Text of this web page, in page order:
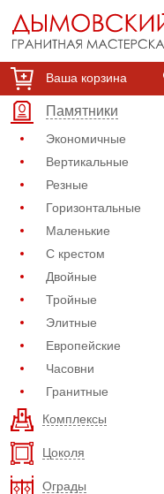
Ваша корзина
Памятники
Экономичные
Вертикальные
Резные
Горизонтальные
Маленькие
С крестом
Двойные
Тройные
Элитные
Европейские
Часовни
Гранитные
Комплексы
Цоколя
Ограды